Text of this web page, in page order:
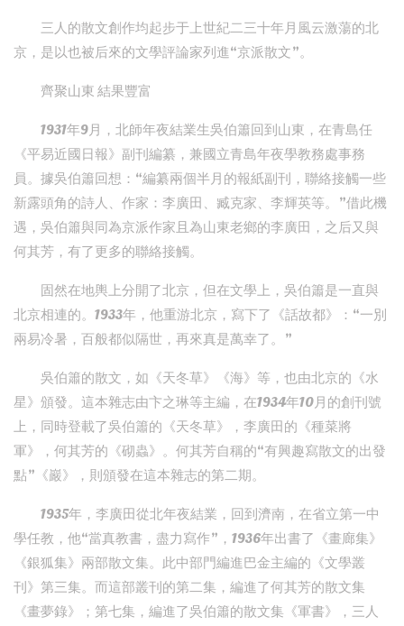
三人的散文創作均起步于上世紀二三十年月風云激蕩的北
京，是以也被后來的文學評論家列進“京派散文”。
齊聚山東 結果豐富
1931年9月，北師年夜結業生吳伯簫回到山東，在青島任
《平易近國日報》副刊編纂，兼國立青島年夜學教務處事務
員。據吳伯簫回想：“編纂兩個半月的報紙副刊，聯絡接觸一些
新露頭角的詩人、作家：李廣田、臧克家、李輝英等。”借此機
遇，吳伯簫與同為京派作家且為山東老鄉的李廣田，之后又與
何其芳，有了更多的聯絡接觸。
固然在地輿上分開了北京，但在文學上，吳伯簫是一直與
北京相連的。1933年，他重游北京，寫下了《話故都》：“一別
兩易冷暑，百般都似隔世，再來真是萬幸了。”
吳伯簫的散文，如《天冬草》《海》等，也由北京的《水
星》頒發。這本雜志由卞之琳等主編，在1934年10月的創刊號
上，同時登載了吳伯簫的《天冬草》，李廣田的《種菜將
軍》，何其芳的《砌蟲》。何其芳自稱的“有興趣寫散文的出發
點”《巖》，則頒發在這本雜志的第二期。
1935年，李廣田從北年夜結業，回到濟南，在省立第一中
學任教，他“當真教書，盡力寫作”，1936年出書了《畫廊集》
《銀狐集》兩部散文集。此中部門編進巴金主編的《文學叢
刊》第三集。而這部叢刊的第二集，編進了何其芳的散文集
《畫夢錄》；第七集，編進了吳伯簫的散文集《軍書》，三人